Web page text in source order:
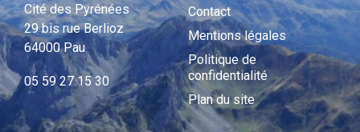
Cité des Pyrénées
29 bis rue Berlioz
64000 Pau
05 59 27 15 30
Contact
Mentions légales
Politique de
confidentialité
Plan du site